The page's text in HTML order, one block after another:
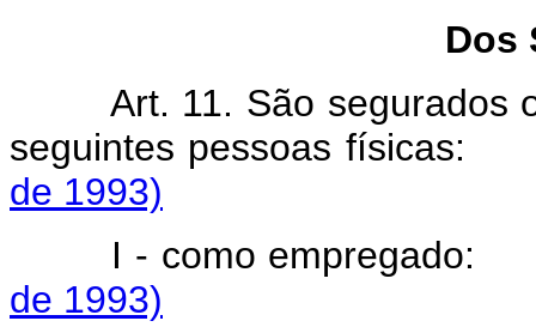
Dos
Art. 11. São segurados
seguintes pessoas
de 1993)
I - como
de 1993)